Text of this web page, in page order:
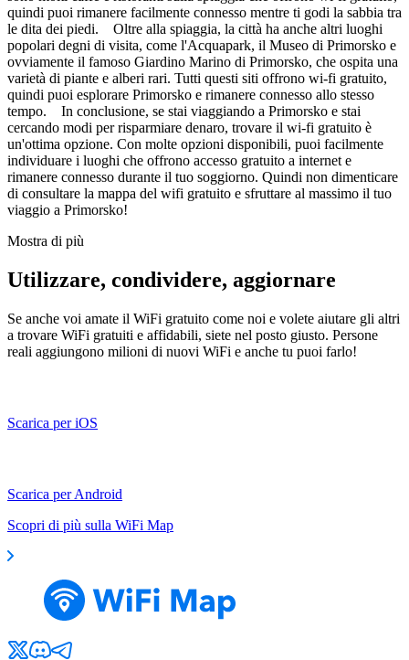
quindi puoi rimanere facilmente connesso mentre ti godi la sabbia tra
le dita dei piedi. Oltre alla spiaggia, la città ha anche altri luoghi
popolari degni di visita, come l'Acquapark, il Museo di Primorsko e
ovviamente il famoso Giardino Marino di Primorsko, che ospita una
varietà di piante e alberi rari. Tutti questi siti offrono wi-fi gratuito,
quindi puoi esplorare Primorsko e rimanere connesso allo stesso
tempo. In conclusione, se stai viaggiando a Primorsko e stai
cercando modi per risparmiare denaro, trovare il wi-fi gratuito è
un'ottima opzione. Con molte opzioni disponibili, puoi facilmente
individuare i luoghi che offrono accesso gratuito a internet e
rimanere connesso durante il tuo soggiorno. Quindi non dimenticare
di consultare la mappa del wifi gratuito e sfruttare al massimo il tuo
viaggio a Primorsko!
Mostra di più
Utilizzare, condividere, aggiornare
Se anche voi amate il WiFi gratuito come noi e volete aiutare gli altri
a trovare WiFi gratuiti e affidabili, siete nel posto giusto. Persone
reali aggiungono milioni di nuovi WiFi e anche tu puoi farlo!
Scarica per iOS
Scarica per Android
Scopri di più sulla WiFi Map